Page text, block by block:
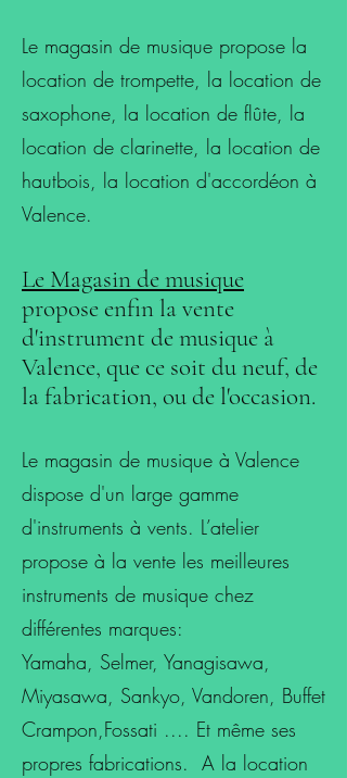
Le magasin de musique propose la
location de trompette, la location de
saxophone, la location de flûte, la
location de clarinette, la location de
hautbois, la location d'accordéon à
Valence.
Le Magasin de musique
propose enfin la vente
d'instrument de musique à
Valence, que ce soit du neuf, de
la fabrication, ou de l'occasion.
Le magasin de musique à Valence
dispose d'un large gamme
d'instruments à vents. L’atelier
propose à la vente les meilleures
instruments de musique chez
différentes marques:
Yamaha, Selmer, Yanagisawa,
Miyasawa, Sankyo, Vandoren, Buffet
Crampon,Fossati .... Et même ses
propres fabrications. A la location